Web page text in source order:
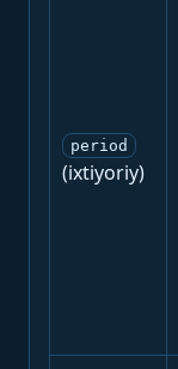
period
(ixtiyoriy)